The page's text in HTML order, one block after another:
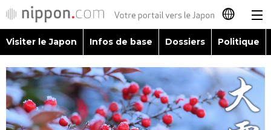
日本語
English
简体字
Visiter le Japon
Visiter le Japon Infos de base Dossiers Politique